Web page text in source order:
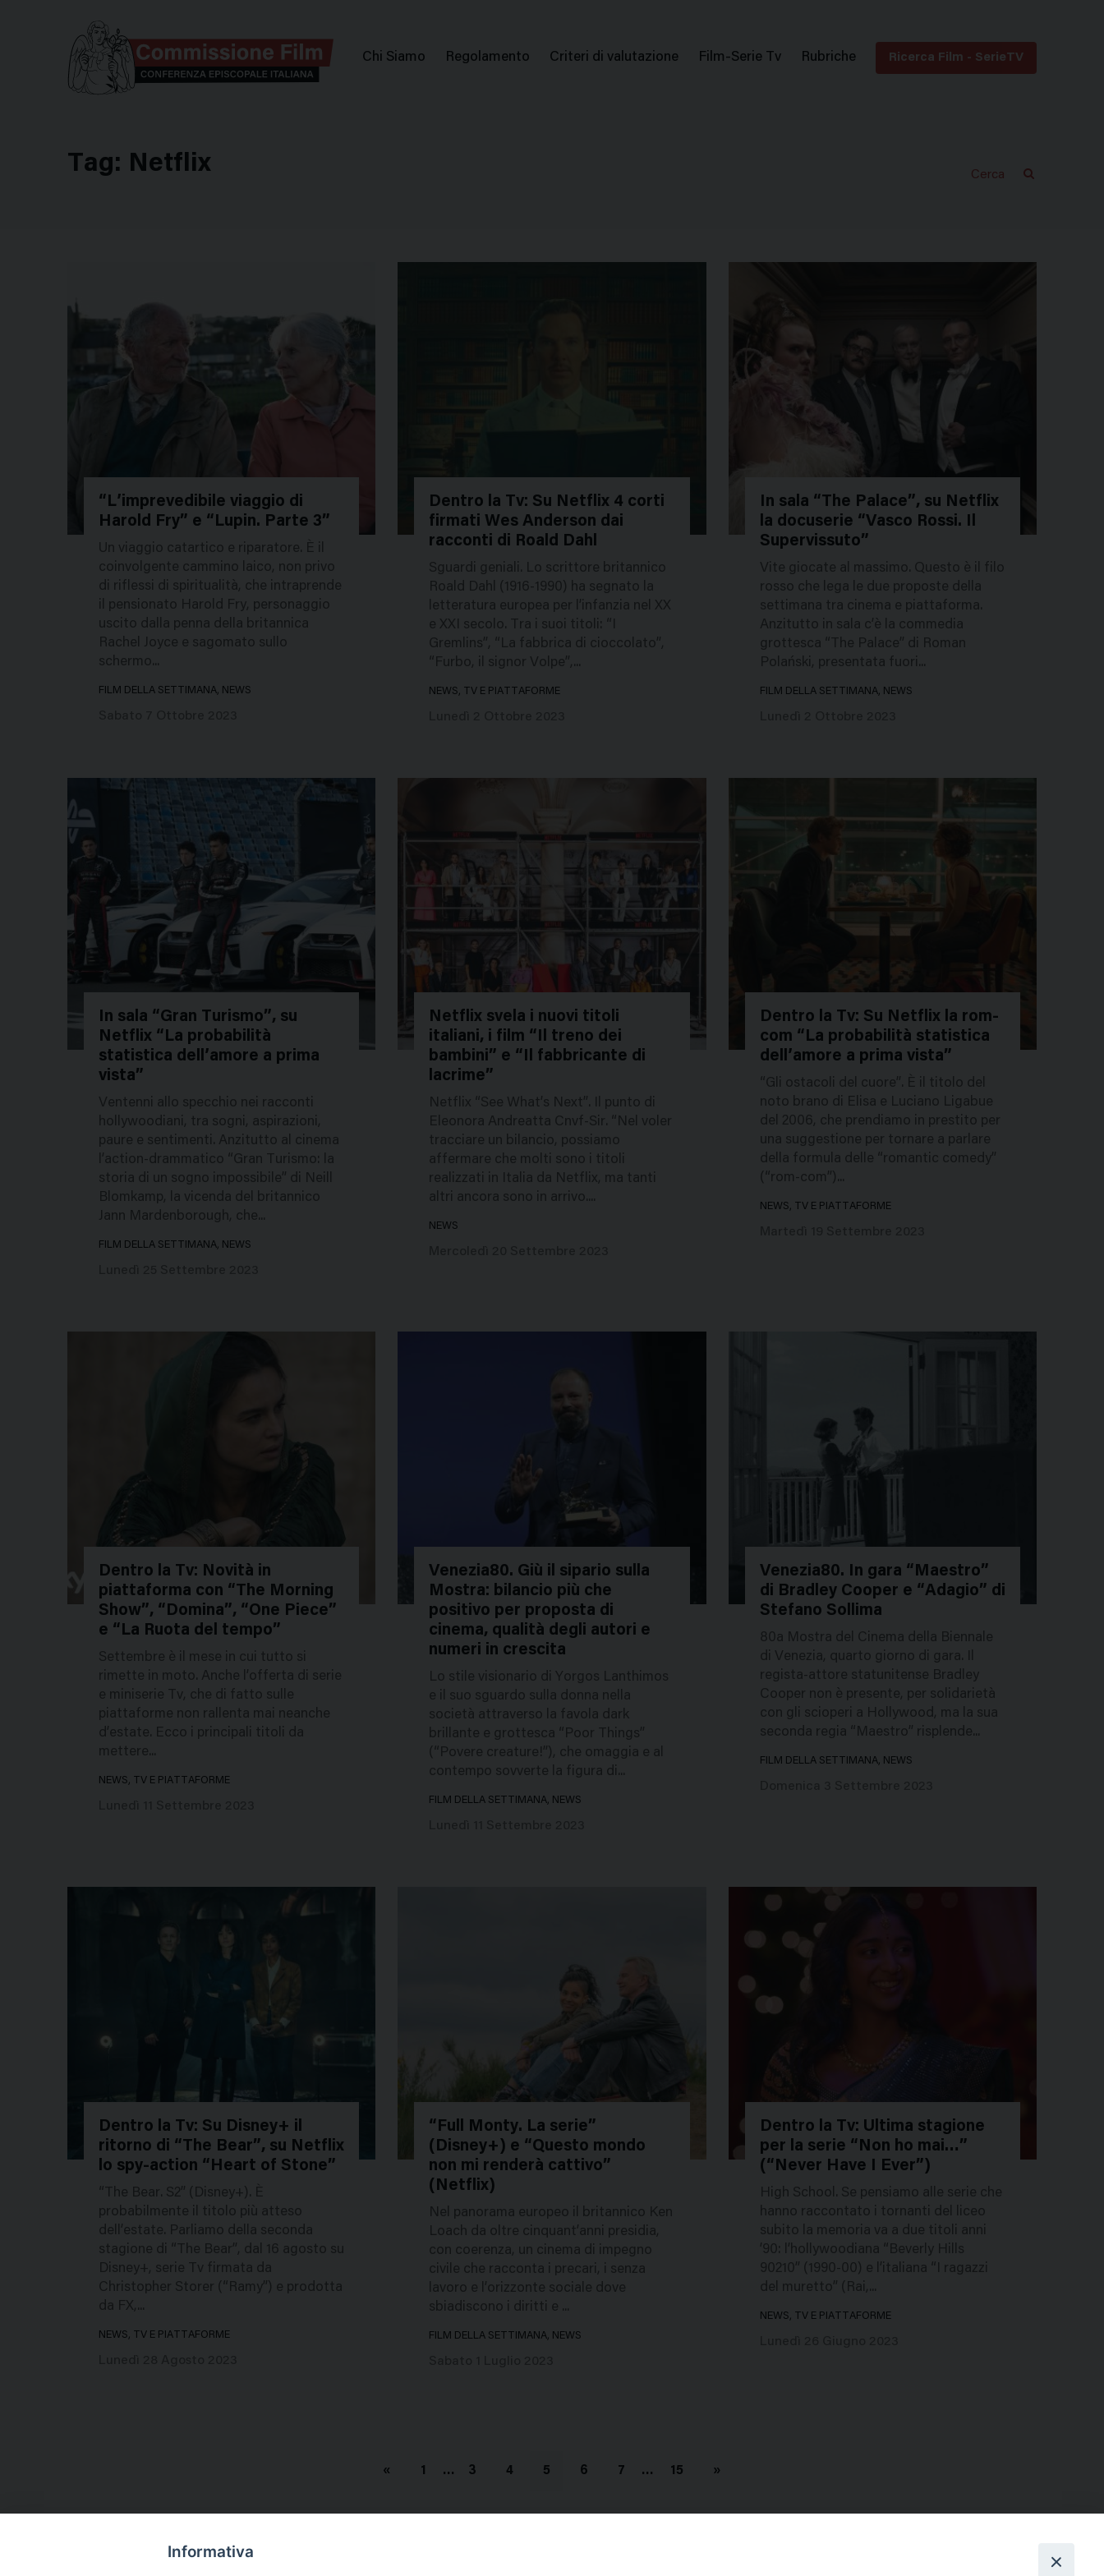
Menu
Chi Siamo Regolamento Criteri di valutazione Film-Serie Tv Rubriche Ricerca Film - SerieTV
Tag: Netflix
233811
“L’imprevedibile viaggio di
Harold Fry” e “Lupin. Parte 3”
Un viaggio catartico e riparatore. È il
coinvolgente cammino laico, non privo
di riflessi di spiritualità, che intraprende
il pensionato Harold Fry, personaggio
uscito dalla penna della britannica
Rachel Joyce e sagomato sullo
schermo...
FILM DELLA SETTIMANA, NEWS
232920
Dentro la Tv: Su Netflix 4 corti
firmati Wes Anderson dai
racconti di Roald Dahl
Sguardi geniali. Lo scrittore britannico
Roald Dahl (1916-1990) ha segnato la
letteratura europea per l’infanzia nel XX
e XXI secolo. Tra i suoi titoli: “I
Gremlins”, “La fabbrica di cioccolato”,
“Furbo, il signor Volpe”,...
NEWS, TV E PIATTAFORME
232839
In sala “The Palace”, su Netflix
la docuserie “Vasco Rossi. Il
Supervissuto”
Vite giocate al massimo. Questo è il filo
rosso che lega le due proposte della
settimana tra cinema e piattaforma.
Anzitutto in sala c’è la commedia
grottesca “The Palace” di Roman
Polański, presentata fuori...
FILM DELLA SETTIMANA, NEWS
231041
In sala “Gran Turismo”, su
Netflix “La probabilità
statistica dell’amore a prima
vista”
Ventenni allo specchio nei racconti
hollywoodiani, tra sogni, aspirazioni,
paure e sentimenti. Anzitutto al cinema
l’action-drammatico “Gran Turismo: la
storia di un sogno impossibile” di Neill
Blomkamp, la vicenda del britannico
Jann Mardenborough, che...
FILM DELLA SETTIMANA, NEWS
229871
Netflix svela i nuovi titoli
italiani, i film “Il treno dei
bambini” e “Il fabbricante di
lacrime”
Netflix “See What’s Next”. Il punto di
Eleonora Andreatta Cnvf-Sir. “Nel voler
tracciare un bilancio, possiamo
affermare che molti sono i titoli
realizzati in Italia da Netflix, ma tanti
altri ancora sono in arrivo....
NEWS
229594
Dentro la Tv: Su Netflix la rom-
com “La probabilità statistica
dell’amore a prima vista”
“Gli ostacoli del cuore”. È il titolo del
noto brano di Elisa e Luciano Ligabue
del 2006, che prendiamo in prestito per
una suggestione per tornare a parlare
della formula delle “romantic comedy”
(“rom-com”)...
NEWS, TV E PIATTAFORME
226063
Dentro la Tv: Novità in
piattaforma con “The Morning
Show”, “Domina”, “One Piece”
e “La Ruota del tempo”
Settembre è il mese in cui tutto si
rimette in moto. Anche l’offerta di serie
e miniserie Tv, che di fatto sulle
piattaforme non rallenta mai neanche
d’estate. Ecco i principali titoli da
mettere...
NEWS, TV E PIATTAFORME
225920
Venezia80. Giù il sipario sulla
Mostra: bilancio più che
positivo per proposta di
cinema, qualità degli autori e
numeri in crescita
Lo stile visionario di Yorgos Lanthimos
e il suo sguardo sulla donna nella
società attraverso la favola dark
brillante e grottesca “Poor Things”
(“Povere creature!”), che omaggia e al
contempo sovverte la figura di...
FILM DELLA SETTIMANA, NEWS
218044
Venezia80. In gara “Maestro”
di Bradley Cooper e “Adagio” di
Stefano Sollima
80a Mostra del Cinema della Biennale
di Venezia, quarto giorno di gara. Il
regista-attore statunitense Bradley
Cooper non è presente, per solidarietà
con gli scioperi a Hollywood, ma la sua
seconda regia “Maestro” risplende...
FILM DELLA SETTIMANA, NEWS
210701
Dentro la Tv: Su Disney+ il
ritorno di “The Bear”, su Netflix
lo spy-action “Heart of Stone”
“The Bear. S2” (Disney+). È
probabilmente il titolo più atteso
dell’estate. Parliamo della seconda
stagione di “The Bear”, dal 16 agosto su
Disney+, serie Tv firmata da
Christopher Storer (“Ramy”) e prodotta
da FX,...
NEWS, TV E PIATTAFORME
158644
“Full Monty. La serie”
(Disney+) e “Questo mondo
non mi renderà cattivo”
(Netflix)
Nel panorama europeo il britannico Ken
Loach da oltre cinquant’anni presidia,
con coerenza, un cinema di impegno
civile che racconta i precari, i senza
lavoro e l’orizzonte sociale dove
sbiadiscono i diritti e ...
FILM DELLA SETTIMANA, NEWS
157804
Dentro la Tv: Ultima stagione
per la serie “Non ho mai…”
(“Never Have I Ever”)
High School. Se pensiamo alle serie che
hanno raccontato i tornanti del liceo
subito la memoria va a due titoli anni
’90: l’hollywoodiana “Beverly Hills
90210” (1990-00) e l’italiana “I ragazzi
del muretto” (Rai,...
NEWS, TV E PIATTAFORME
« 1 … 3 4 5 6 7 … 15 »
Informativa